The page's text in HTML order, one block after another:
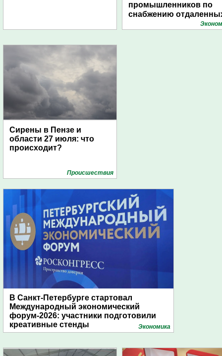
промышленников по
снабжению
поселений с помощью
Сирены в Пензе и
области 27 июля: что
происходит?
Проиcшествия
В Санкт-Петербурге стартовал
Международный экономический
форум-2026: участники подготовили
креативные стенды
Экономика